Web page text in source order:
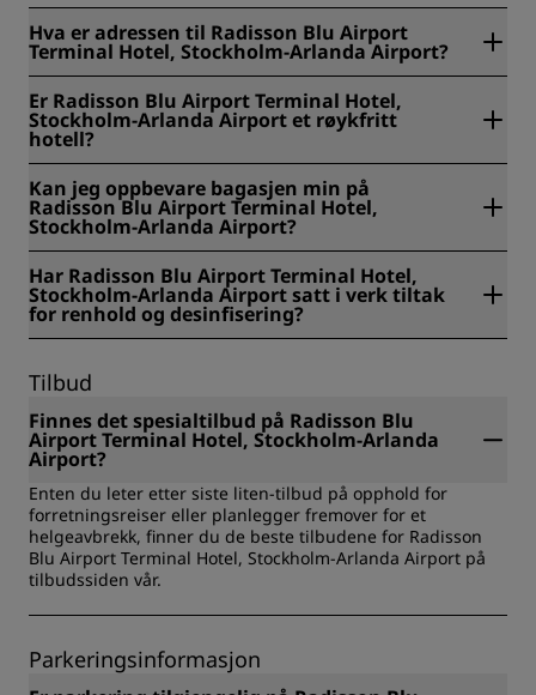
Hva er adressen til Radisson Blu Airport
Terminal Hotel, Stockholm-Arlanda Airport?
Airport har adresse på Pelargången 1 Skycity, Arlanda,
Sverige.
Er Radisson Blu Airport Terminal Hotel,
Stockholm-Arlanda Airport et røykfritt
hotell?
Ja, Radisson Blu Airport Terminal Hotel, Stockholm-Arlanda
Airport er et røykfritt hotell.
Kan jeg oppbevare bagasjen min på
Radisson Blu Airport Terminal Hotel,
Stockholm-Arlanda Airport?
Airport Terminal Hotel, Stockholm-Arlanda Airport.
Har Radisson Blu Airport Terminal Hotel,
Stockholm-Arlanda Airport satt i verk tiltak
for renhold og desinfisering?
desinfiseringstiltak for å sikre gjestenes helse, trygghet og
sikkerhet. Finn ut mer her:
https://www.radissonhotels.com/en-us/social-
responsibility/health-safety
Tilbud
Finnes det spesialtilbud på Radisson Blu
Airport Terminal Hotel, Stockholm-Arlanda
Airport?
Enten du leter etter siste liten-tilbud på opphold for
forretningsreiser eller planlegger fremover for et
helgeavbrekk, finner du de beste tilbudene for Radisson
Blu Airport Terminal Hotel, Stockholm-Arlanda Airport på
tilbudssiden vår.
Parkeringsinformasjon